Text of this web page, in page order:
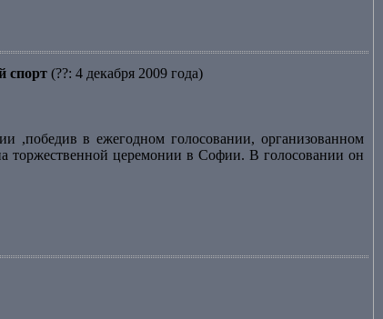
спорт (??: 4 декабря 2009 года)
,победив в ежегодном голосовании, организованном
торжественной церемонии в Софии. В голосовании он